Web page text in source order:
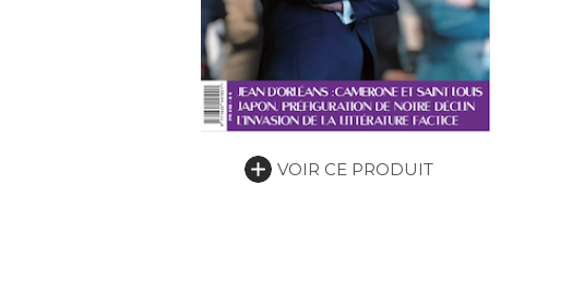
VOIR CE PRODUIT